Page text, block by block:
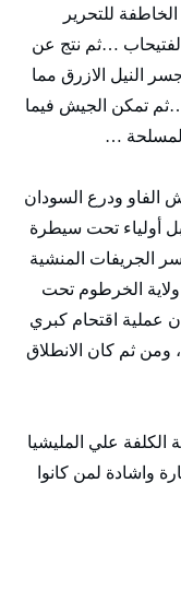
للتحرير
…ثم نتج عن
النيل الازرق مما
تمكن الجيش فيما
…
الفاو ودرع السودان
أولياء تحت سيطرة
الجريفات المنشية
الخرطوم تحت
عملية اقتحام كبري
ومن ثم كان الانطلاق
الكلفة علي المليشيا
واشادة لمن كانوا